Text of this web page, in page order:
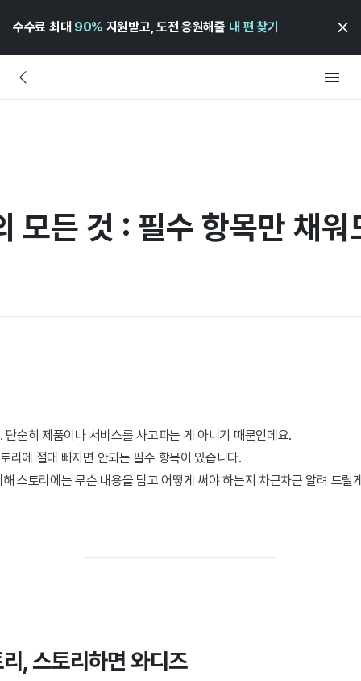
수수료 최대 90% 지원받고, 도전 응원해줄 내 편 찾기
모든 것 : 필수 항목만 채
단순히 제품이나 서비스를 사고파는 게 아니기 때문인데요.
리에 절대 빠지면 안되는 필수 항목이 있습니다.
스토리에는 무슨 내용을 담고 어떻게 써야 하는지 차근차근 알려 드릴
, 스토리하면 와디즈